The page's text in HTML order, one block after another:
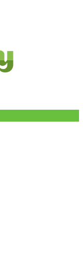
фермерство и
фермерства и
и хранение урожая.
кустами. Полезные